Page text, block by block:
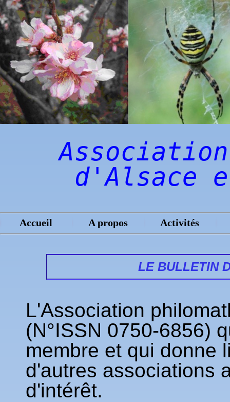
d'Alsace
Accueil A propos Activités
LE BULLETIN
L'Association
(N°ISSN 0750-6856)
membre et qui donne
d'autres associations
d'intérêt.